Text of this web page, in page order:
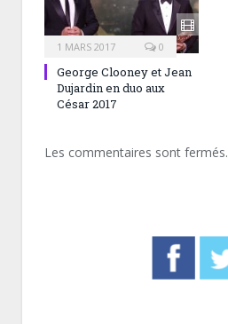
1 MARS 2017 0
George Clooney et Jean
Dujardin en duo aux
César 2017
Les commentaires sont fermés.